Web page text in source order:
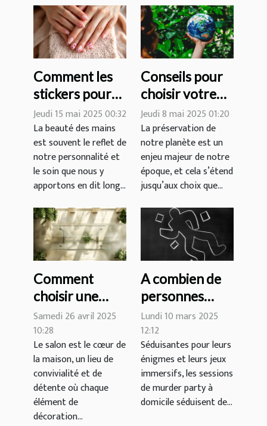
Comment les
stickers pour
ongles peuvent
transformer
votre routine
de beauté
Jeudi 15 mai 2025 00:32
La beauté des mains
est souvent le reflet de
notre personnalité et
le soin que nous y
apportons en dit long...
Conseils pour
choisir votre
prochaine
destination de
voyage éco-
responsable
Jeudi 8 mai 2025 01:20
La préservation de
notre planète est un
enjeu majeur de notre
époque, et cela s’étend
jusqu’aux choix que...
Comment
choisir une
table basse en
verre qui
transforme
votre salon
Samedi 26 avril 2025
10:28
Le salon est le cœur de
la maison, un lieu de
convivialité et de
détente où chaque
élément de
décoration...
A combien de
personnes
peut se jouer
une murder
party à
domicile ?
Lundi 10 mars 2025
12:12
Séduisantes pour leurs
énigmes et leurs jeux
immersifs, les sessions
de murder party à
domicile séduisent de...